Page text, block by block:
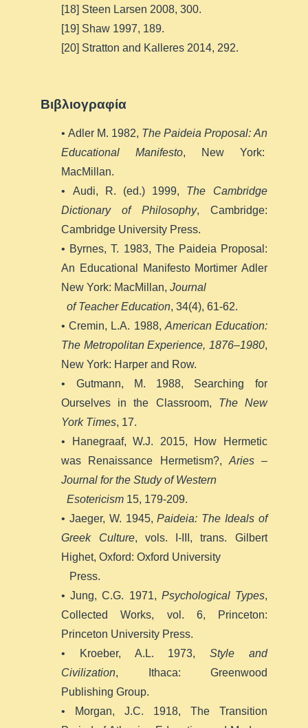
[18] Steen Larsen 2008, 300.
[19] Shaw 1997, 189.
[20] Stratton and Kalleres 2014, 292.
Βιβλιογραφία
• Adler M. 1982, The Paideia Proposal: An
Educational Manifesto, New York:
MacMillan.
• Audi, R. (ed.) 1999, The Cambridge
Dictionary of Philosophy, Cambridge:
Cambridge University Press.
• Byrnes, T. 1983, The Paideia Proposal:
An Educational Manifesto Mortimer Adler
New York: MacMillan,Journal
of Teacher Education, 34(4), 61-62.
• Cremin, L.A. 1988,American Education:
The Metropolitan Experience, 1876–1980,
New York: Harper and Row.
• Gutmann, M. 1988, Searching for
Ourselves in the Classroom, The New
York Times, 17.
• Hanegraaf, W.J. 2015, How Hermetic
was Renaissance Hermetism?,Aries –
Journal for the Study of Western
Esotericism 15, 179-209.
• Jaeger, W. 1945, Paideia: The Ideals of
Greek Culture, vols. I-III, trans. Gilbert
Highet, Oxford: Oxford University
Press.
• Jung, C.G. 1971, Psychological Types,
Collected Works, vol. 6, Princeton:
Princeton University Press.
• Kroeber, A.L. 1973, Style and
Civilization, Ithaca: Greenwood
Publishing Group.
• Morgan, J.C. 1918, The Transition